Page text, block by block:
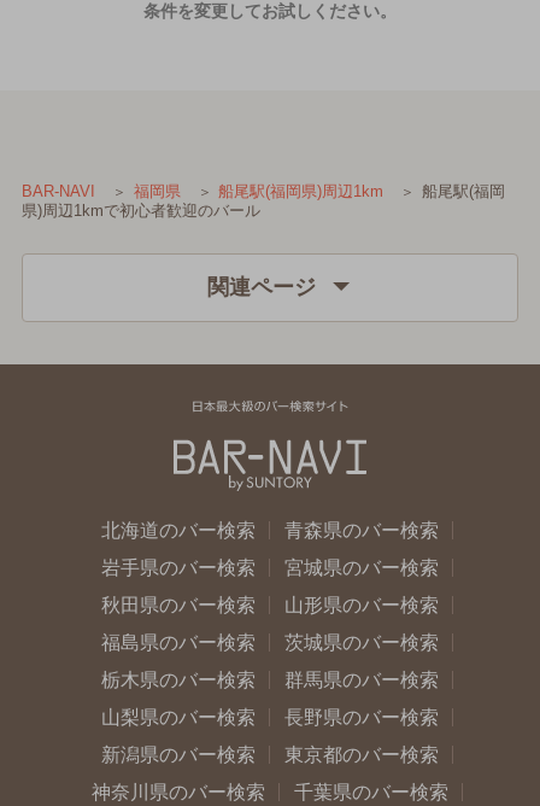
条件を変更してお試しください。
BAR-NAVI 福岡県 船尾駅(福岡県)周辺1km
船尾駅(福岡
県)周辺1kmで初心者歓迎のバール
関連ページ
北海道のバー検索
青森県のバー検索
岩手県のバー検索
宮城県のバー検索
秋田県のバー検索
山形県のバー検索
福島県のバー検索
茨城県のバー検索
栃木県のバー検索
群馬県のバー検索
山梨県のバー検索
長野県のバー検索
新潟県のバー検索
東京都のバー検索
神奈川県のバー検索
千葉県のバー検索